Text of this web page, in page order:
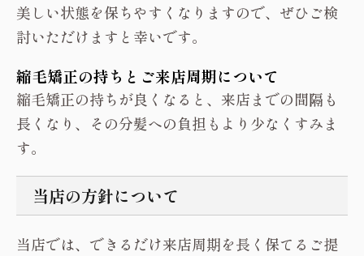
美しい状態を保ちやすくなりますので、ぜひご検
討いただけますと幸いです。
縮毛矯正の持ちとご来店周期について
縮毛矯正の持ちが良くなると、来店までの間隔も
長くなり、その分髪への負担もより少なくすみま
す。
当店の方針について
当店では、できるだけ来店周期を長く保てるご提